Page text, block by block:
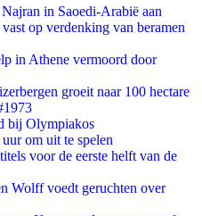
in Saoedi-Arabië aan
op verdenking van beramen
in Athene vermoord door
groeit naar 100 hectare
bij Olympiakos
om uit te spelen
voor de eerste helft van de
Wolff voedt geruchten over